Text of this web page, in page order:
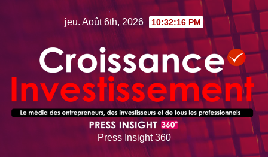
jeu. Août 6th, 2026 10:32:17 PM
Press Insight 360